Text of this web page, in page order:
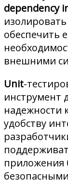
dependency
обеспечить
внешними
Unit-
инструмент
надежности
удобству
приложения